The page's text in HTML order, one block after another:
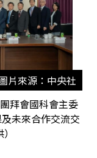
片來源：中央社
拜會國科會主委
未來合作交流交